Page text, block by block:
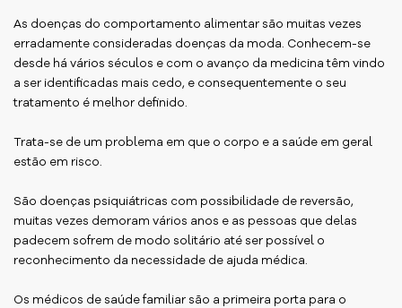
As doenças do comportamento alimentar são muitas vezes
erradamente consideradas doenças da moda. Conhecem-se
desde há vários séculos e com o avanço da medicina têm vindo
a ser identificadas mais cedo, e consequentemente o seu
tratamento é melhor definido.
Trata-se de um problema em que o corpo e a saúde em geral
estão em risco.
São doenças psiquiátricas com possibilidade de reversão,
muitas vezes demoram vários anos e as pessoas que delas
padecem sofrem de modo solitário até ser possível o
reconhecimento da necessidade de ajuda médica.
Os médicos de saúde familiar são a primeira porta para o